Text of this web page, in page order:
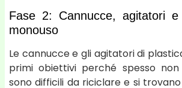
Fase 2: Cannucce, agitatori
monouso
Le cannucce e gli agitatori di
primi obiettivi perché spesso non
sono difficili da riciclare e si